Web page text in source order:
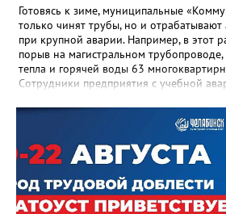
Готовясь к зиме, муниципальные
только чинят трубы, но и отрабатывают
при крупной аварии. Например, в этот
порыв на магистральном
тепла и горячей воды 63
Сотрудники предприятия с учебной
отметили и недочёты. «Например,
несвоевременно приняли меры для
“перемерзания” общей домовой
многоквартирного дома, отсутствовало
ресурсоснабжающей организацией,
— сообщила начальник Главного
Настенко. В следующий раз,